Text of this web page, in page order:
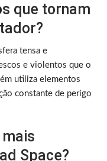
que tornam
tensa e
e violentos que o
utiliza elementos
constante de perigo
Space?